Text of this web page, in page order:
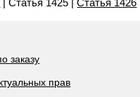
| Статья 1425 |Статья 1426
заказу
прав